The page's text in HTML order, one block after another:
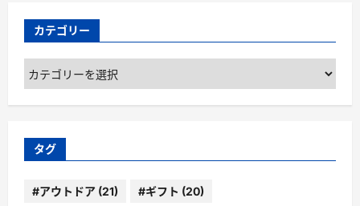
カテゴリー
カ
テ
ゴ
ー
タグ
#アウトドア (21) #ギフト (20)